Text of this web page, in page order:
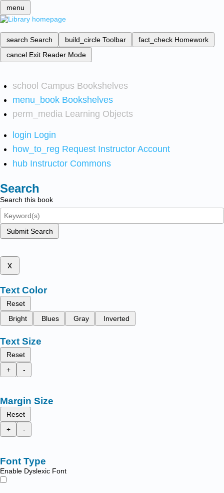
menu
search Search build_circle Toolbar fact_check Homework
cancel Exit Reader Mode
school Campus Bookshelves
menu_book Bookshelves
perm_media Learning Objects
login Login
how_to_reg Request Instructor Account
hub Instructor Commons
Search
Search this book
Submit Search
x
Text Color
Reset
Bright
Blues Gray Inverted
Text Size
Reset
+
-
Margin Size
Reset
+
-
Font Type
Enable Dyslexic Font